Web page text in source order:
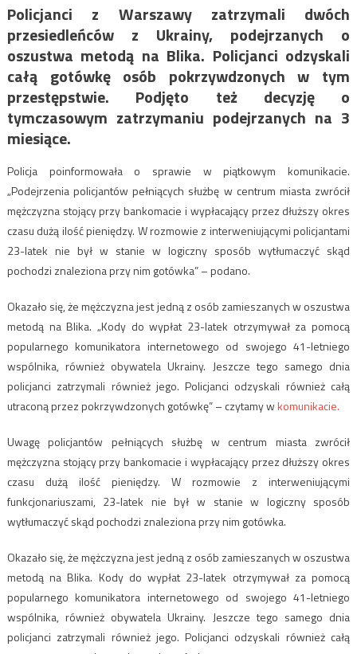
Policjanci z Warszawy zatrzymali dwóch
przesiedleńców z Ukrainy, podejrzanych o
oszustwa metodą na Blika. Policjanci odzyskali
całą gotówkę osób pokrzywdzonych w tym
przestępstwie. Podjęto też decyzję o
tymczasowym zatrzymaniu podejrzanych na 3
miesiące.
Policja poinformowała o sprawie w piątkowym komunikacie.
„Podejrzenia policjantów pełniących służbę w centrum miasta zwrócił
mężczyzna stojący przy bankomacie i wypłacający przez dłuższy okres
czasu dużą ilość pieniędzy. W rozmowie z interweniującymi policjantami
23-latek nie był w stanie w logiczny sposób wytłumaczyć skąd
pochodzi znaleziona przy nim gotówka” – podano.
Okazało się, że mężczyzna jest jedną z osób zamieszanych w oszustwa
metodą na Blika. „Kody do wypłat 23-latek otrzymywał za pomocą
popularnego komunikatora internetowego od swojego 41-letniego
wspólnika, również obywatela Ukrainy. Jeszcze tego samego dnia
policjanci zatrzymali również jego. Policjanci odzyskali również całą
utraconą przez pokrzywdzonych gotówkę” – czytamy wkomunikacie.
Uwagę policjantów pełniących służbę w centrum miasta zwrócił
mężczyzna stojący przy bankomacie i wypłacający przez dłuższy okres
czasu dużą ilość pieniędzy. W rozmowie z interweniującymi
funkcjonariuszami, 23-latek nie był w stanie w logiczny sposób
wytłumaczyć skąd pochodzi znaleziona przy nim gotówka.
Okazało się, że mężczyzna jest jedną z osób zamieszanych w oszustwa
metodą na Blika. Kody do wypłat 23-latek otrzymywał za pomocą
popularnego komunikatora internetowego od swojego 41-letniego
wspólnika, również obywatela Ukrainy. Jeszcze tego samego dnia
policjanci zatrzymali również jego. Policjanci odzyskali również całą